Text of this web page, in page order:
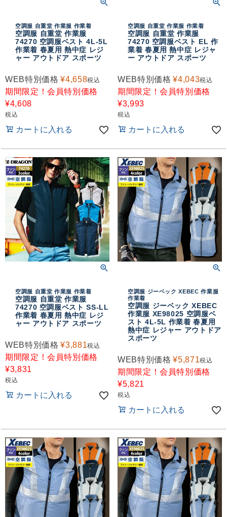
おすすめコンテンツ
空調服 自重堂 作業服 作業着
空調服 自重堂 作業服
74270 空調服ベスト 4L-5L
作業着 春夏用 熱中症 レジ
ャー アウトドア スポーツ
WEB特別価格 ¥4,658税込
期間限定！会員特別価格
¥4,608
税込
カートに入れる
空調服 自重堂 作業服 作業着
空調服 自重堂 作業服
74270 空調服ベスト EL 作
業着 春夏用 熱中症 レジャ
ー アウトドア スポーツ
WEB特別価格 ¥4,043税込
期間限定！会員特別価格
¥3,993
税込
カートに入れる
空調服 自重堂 作業服 作業着
空調服 自重堂 作業服
74270 空調服ベスト SS-LL
作業着 春夏用 熱中症 レジ
ャー アウトドア スポーツ
WEB特別価格 ¥3,881税込
期間限定！会員特別価格
¥3,831
税込
カートに入れる
空調服 ジーベック XEBEC 作業服
作業着
空調服 ジーベック XEBEC
作業服 XE98025 空調服ベ
スト 4L-5L 作業着 春夏用
熱中症 レジャー アウトドア
スポーツ
WEB特別価格 ¥5,871税込
期間限定！会員特別価格
¥5,821
税込
カートに入れる